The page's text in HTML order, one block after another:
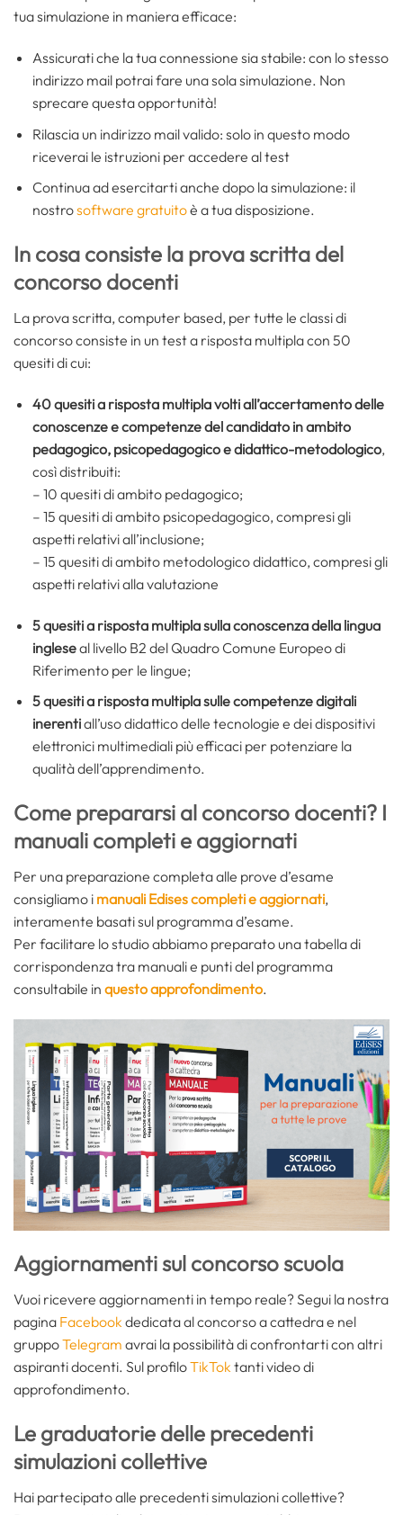
tua simulazione in maniera efficace:
Assicurati che la tua connessione sia stabile: con lo stesso
indirizzo mail potrai fare una sola simulazione. Non
sprecare questa opportunità!
Rilascia un indirizzo mail valido: solo in questo modo
riceverai le istruzioni per accedere al test
Continua ad esercitarti anche dopo la simulazione: il
nostrosoftware gratuitoè a tua disposizione.
In cosa consiste la prova scritta del
concorso docenti
La prova scritta, computer based, per tutte le classi di
concorso consiste in un test a risposta multipla con 50
quesiti di cui:
40 quesiti a risposta multiplavolti all’accertamento delle
conoscenze e competenze del candidato in ambito
pedagogico, psicopedagogico e didattico-metodologico,
così distribuiti:
– 10 quesiti di ambito pedagogico;
– 15 quesiti di ambito psicopedagogico, compresi gli
aspetti relativi all’inclusione;
– 15 quesiti di ambito metodologico didattico, compresi gli
aspetti relativi alla valutazione
5 quesiti a risposta multipla sulla conoscenza della lingua
ingleseal livello B2 del Quadro Comune Europeo di
Riferimento per le lingue;
5 quesiti a risposta multipla sulle competenze digitali
inerentiall’uso didattico delle tecnologie e dei dispositivi
elettronici multimediali più efficaci per potenziare la
qualità dell’apprendimento.
Come prepararsi al concorso docenti? I
manuali completi e aggiornati
Per una preparazione completa alle prove d’esame
consigliamo i manuali Edises completi e aggiornati,
interamente basati sul programma d’esame.
Per facilitare lo studio abbiamo preparato una tabella di
corrispondenza tra manuali e punti del programma
consultabile in questo approfondimento.
Aggiornamenti sul concorso scuola
Vuoi ricevere aggiornamenti in tempo reale? Segui la nostra
pagina Facebook dedicata al concorso a cattedra e nel
gruppoTelegram avrai la possibilità di confrontarti con altri
aspiranti docenti. Sul profiloTikTok tanti video di
approfondimento.
Le graduatorie delle precedenti
simulazioni collettive
Hai partecipato alle precedenti simulazioni collettive?